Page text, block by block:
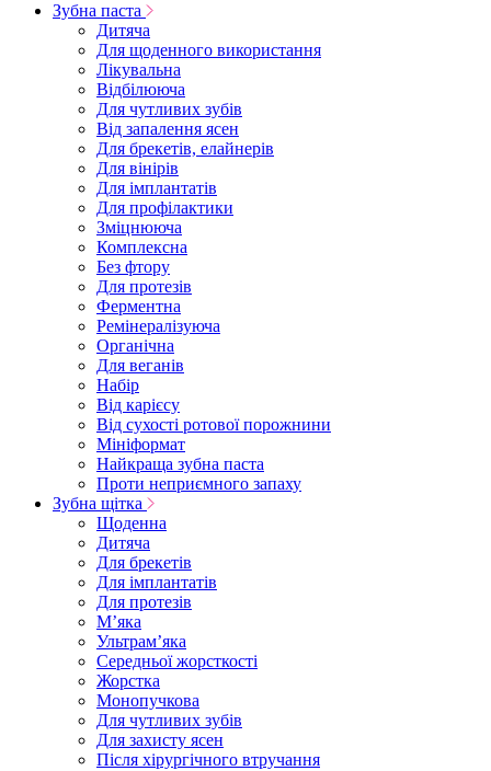
Зубна паста
Дитяча
Для щоденного використання
Лікувальна
Відбілююча
Для чутливих зубів
Від запалення ясен
Для брекетів, елайнерів
Для вінірів
Для імплантатів
Для профілактики
Зміцнююча
Комплексна
Без фтору
Для протезів
Ферментна
Ремінералізуюча
Органічна
Для веганів
Набір
Від карієсу
Від сухості ротової порожнини
Мініформат
Найкраща зубна паста
Проти неприємного запаху
Зубна щітка
Щоденна
Дитяча
Для брекетів
Для імплантатів
Для протезів
Мʼяка
Ультрамʼяка
Середньої жорсткості
Жорстка
Монопучкова
Для чутливих зубів
Для захисту ясен
Після хірургічного втручання